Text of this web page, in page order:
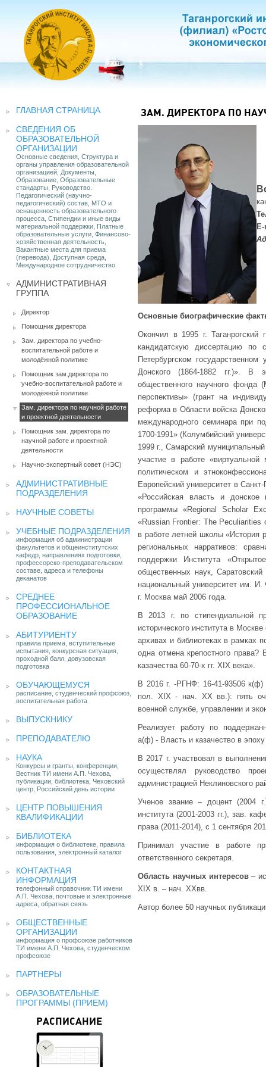
ГЛАВНАЯ СТРАНИЦА
СВЕДЕНИЯ ОБ
ОБРАЗОВАТЕЛЬНОЙ
ОРГАНИЗАЦИИ
Основные сведения, Структура и
органы управления образовательной
организацией, Документы,
Образование, Образовательные
стандарты, Руководство.
Педагогический (научно-
педагогический) состав, МТО и
оснащенность образовательного
процесса, Стипендии и иные виды
материальной поддержки, Платные
образовательные услуги, Финансово-
хозяйственная деятельность,
Вакантные места для приема
(перевода), Доступная среда,
Международное сотрудничество
АДМИНИСТРАТИВНАЯ
ГРУППА
Директор
Помощник директора
Зам. директора по учебно-
воспитательной работе и
молодёжной политике
Помощник зам.директора по
учебно-воспитательной работе и
молодёжной политике
Зам. директора по научной работе
и проектной деятельности
Помощник зам. директора по
научной работе и проектной
деятельности
Научно-экспертный совет (НЭС)
АДМИНИСТРАТИВНЫЕ
ПОДРАЗДЕЛЕНИЯ
НАУЧНЫЕ СОВЕТЫ
УЧЕБНЫЕ ПОДРАЗДЕЛЕНИЯ
информация об администрации
факультетов и общеинститутских
кафедр, направлениях подготовки,
профессорско-преподавательском
составе, адреса и телефоны
деканатов
СРЕДНЕЕ
ПРОФЕССИОНАЛЬНОЕ
ОБРАЗОВАНИЕ
АБИТУРИЕНТУ
правила приема, вступительные
испытания, конкурсная ситуация,
проходной балл, довузовская
подготовка
ОБУЧАЮЩЕМУСЯ
расписание, студенческий профсоюз,
воспитательная работа
ВЫПУСКНИКУ
ПРЕПОДАВАТЕЛЮ
НАУКА
Конкурсы и гранты, конференции,
Вестник ТИ имени А.П. Чехова,
публикации, библиотека, Чеховский
центр, Российский день истории
ЦЕНТР ПОВЫШЕНИЯ
КВАЛИФИКАЦИИ
БИБЛИОТЕКА
информация о библиотеке, правила
пользования, электронный каталог
КОНТАКТНАЯ
ИНФОРМАЦИЯ
телефонный справочник ТИ имени
А.П. Чехова, почтовые и электронные
адреса, обратная связь
ОБЩЕСТВЕННЫЕ
ОРГАНИЗАЦИИ
информация о профсоюзе работников
ТИ имени А.П. Чехова, студенческом
профсоюзе
ПАРТНЕРЫ
ОБРАЗОВАТЕЛЬНЫЕ
ПРОГРАММЫ (ПРИЕМ)
РАСПИСАНИЕ
ЗАМ. ДИРЕКТОРА ПО
Основные биографические
Окончил в 1995 г. Таганрогский
кандидатскую диссертацию по
Петербургском
Донского (1864-1882 гг.)». В
общественного научного фонда
перспективы» (грант на
реформа в Области войска
международного семинара при
1700-1991» (Колумбийский
1999 г., Самарский
участие в работе
политическом и
Европейский университет в
«Российская власть и
программы «Regional Scholar
«Russian Frontier: The Peculiarities
в работе летней школы «История
региональных нарративов:
поддержки Института
общественных наук, Саратовский
национальный университет им. И.
г. Москва май 2006 года.
В 2013 г. по стипендиальной
исторического института в
архивах и библиотеках в рамках
одна отмена крепостного права?
казачества 60-70-х гг. XIX века».
В 2016 г. -РГНФ: 16-41-93506 к(ф)
пол. XIX - нач. XX вв.): пять
военной службе, управлении и
Реализует работу по
а(ф) - Власть и казачество в
В 2017 г. участвовал в
осуществлял руководство
администрацией Неклиновского
Ученое звание – доцент (2004
института (2001-2003 гг.), зав.
права (2011-2014), с 1 сентября
Принимал участие в работе
ответственного секретаря.
Область научных интересов–
XIX в. – нач. XXвв.
Автор более 50 научных